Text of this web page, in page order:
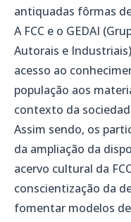
antiquadas fôrmas
A FCC e o GEDAI
Autorais e
acesso ao
população aos
contexto da
Assim sendo, os
da ampliação da
acervo cultural da
conscientização da
fomentar modelos